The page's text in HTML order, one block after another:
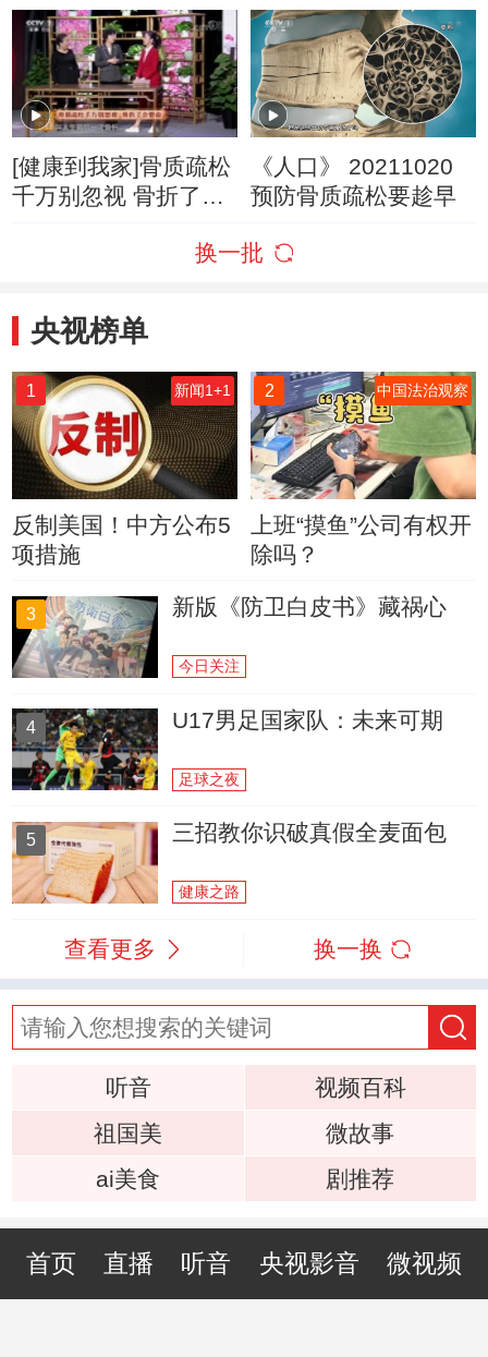
险
[健康到我家]骨质疏松
千万别忽视 骨折了会
《人口》 20211020
预防骨质疏松要趁早
换一批
央视榜单
1 新闻1+1
反制美国！中方公布5
项措施
2 中国法治观察
上班“摸鱼”公司有权开
除吗？
3 新版《防卫白皮书》藏祸心
今日关注
4 U17男足国家队：未来可期
足球之夜
5 三招教你识破真假全麦面包
健康之路
查看更多 换一换
听音
视频百科
祖国美
微故事
ai美食
剧推荐
首页 直播 听音 央视影音 微视频